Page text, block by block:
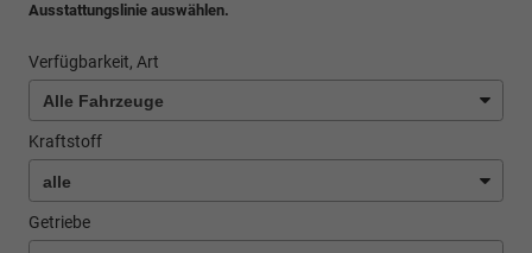
Ausstattungslinie auswählen.
Verfügbarkeit, Art
Kraftstoff
Getriebe